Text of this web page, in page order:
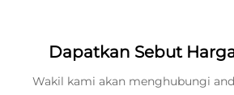
Dapatkan Sebut
Wakil kami akan menghubungi